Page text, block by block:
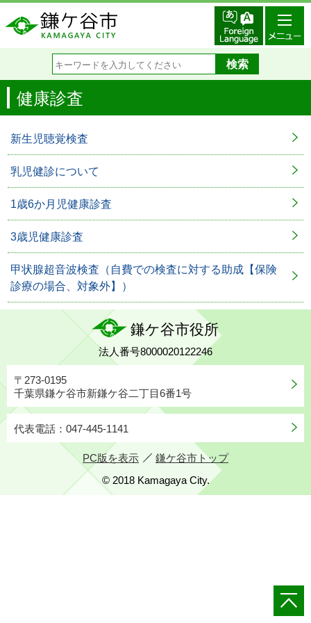
健康診査
新生児聴覚検査
乳児健診について
1歳6か月児健康診査
3歳児健康診査
甲状腺超音波検査（自費での検査に対する助成【保険
診療の場合、対象外】）
鎌ケ谷市役所
法人番号8000020122246
〒273-0195
千葉県鎌ケ谷市新鎌ケ谷二丁目6番1号
代表電話：047-445-1141
PC版を表示
鎌ケ谷市トップ
© 2018 Kamagaya City.